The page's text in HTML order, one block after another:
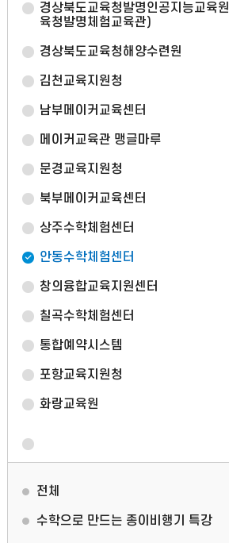
경상북도교육청발명인공지능교육원
육청발명체험교육관)
경상북도교육청해양수련원
김천교육지원청
남부메이커교육센터
메이커교육관 맹글마루
문경교육지원청
북부메이커교육센터
상주수학체험센터
안동수학체험센터
창의융합교육지원센터
칠곡수학체험센터
통합예약시스템
포항교육지원청
화랑교육원
전체
수학으로 만드는 종이비행기 특강